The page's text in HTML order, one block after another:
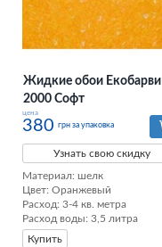
Жидкие обои Екобарви
2000 Софт
цена
380 грн за упаковка
Узнать свою скидку
Материал: шелк
Цвет: Оранжевый
Расход: 3-4 кв. метра
Расход воды: 3,5 литра
Купить